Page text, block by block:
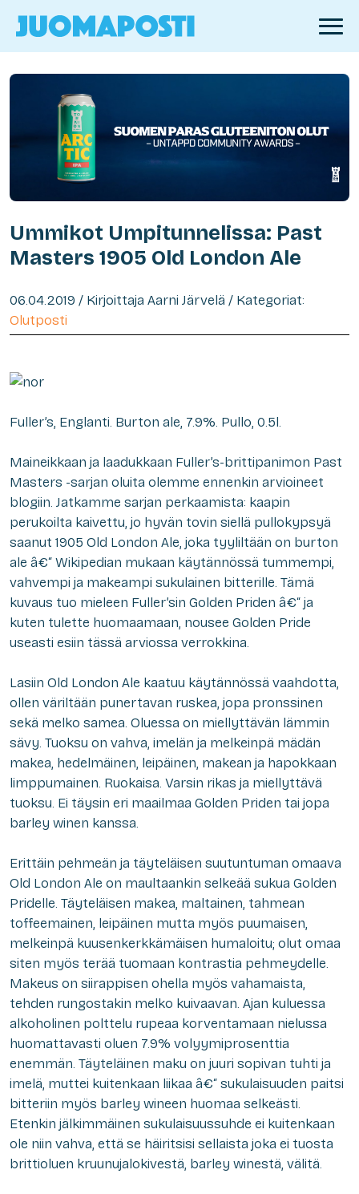
Ummikot Umpitunnelissa: Past
Masters 1905 Old London Ale
06.04.2019 / Kirjoittaja Aarni Järvelä / Kategoriat:
Olutposti
Fuller’s, Englanti. Burton ale, 7.9%. Pullo, 0.5l.
Maineikkaan ja laadukkaan Fuller’s-brittipanimon Past
Masters -sarjan oluita olemme ennenkin arvioineet
blogiin. Jatkamme sarjan perkaamista: kaapin
perukoilta kaivettu, jo hyvän tovin siellä pullokypsyä
saanut 1905 Old London Ale, joka tyyliltään on burton
ale â€“ Wikipedian mukaan käytännössä tummempi,
vahvempi ja makeampi sukulainen bitterille. Tämä
kuvaus tuo mieleen Fuller’sin Golden Priden â€“ ja
kuten tulette huomaamaan, nousee Golden Pride
useasti esiin tässä arviossa verrokkina.
Lasiin Old London Ale kaatuu käytännössä vaahdotta,
ollen väriltään punertavan ruskea, jopa pronssinen
sekä melko samea. Oluessa on miellyttävän lämmin
sävy. Tuoksu on vahva, imelän ja melkeinpä mädän
makea, hedelmäinen, leipäinen, makean ja hapokkaan
limppumainen. Ruokaisa. Varsin rikas ja miellyttävä
tuoksu. Ei täysin eri maailmaa Golden Priden tai jopa
barley winen kanssa.
Erittäin pehmeän ja täyteläisen suutuntuman omaava
Old London Ale on maultaankin selkeää sukua Golden
Pridelle. Täyteläisen makea, maltainen, tahmean
toffeemainen, leipäinen mutta myös puumaisen,
melkeinpä kuusenkerkkämäisen humaloitu; olut omaa
siten myös terää tuomaan kontrastia pehmeydelle.
Makeus on siirappisen ohella myös vahamaista,
tehden rungostakin melko kuivaavan. Ajan kuluessa
alkoholinen polttelu rupeaa korventamaan nielussa
huomattavasti oluen 7.9% volyymiprosenttia
enemmän. Täyteläinen maku on juuri sopivan tuhti ja
imelä, muttei kuitenkaan liikaa â€“ sukulaisuuden paitsi
bitteriin myös barley wineen huomaa selkeästi.
Etenkin jälkimmäinen sukulaisuussuhde ei kuitenkaan
ole niin vahva, että se häiritsisi sellaista joka ei tuosta
brittioluen kruunujalokivestä, barley winestä, välitä.